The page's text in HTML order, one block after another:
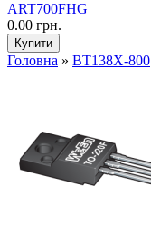
ART700FHG
0.00 грн.
Головна » BT138X-800